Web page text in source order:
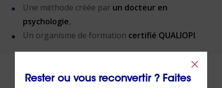
Une méthode créée par un docteur en
psychologie,
Un organisme de formation certifié QUALIOPI.
Rester ou vous reconvertir ? Faites